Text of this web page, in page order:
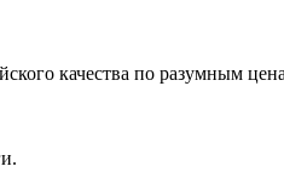
качества по разумным